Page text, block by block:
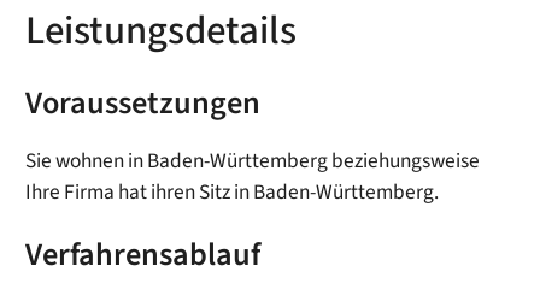
Leistungsdetails
Voraussetzungen
Sie wohnen in Baden-Württemberg beziehungsweise
Ihre Firma hat ihren Sitz in Baden-Württemberg.
Verfahrensablauf